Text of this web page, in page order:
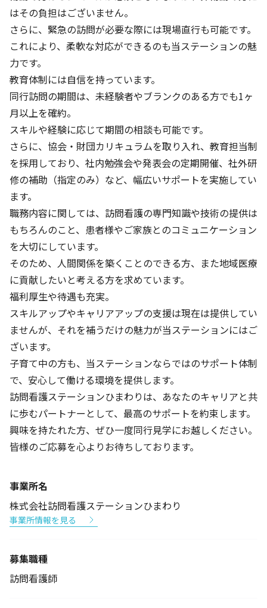
はその負担はございません。
さらに、緊急の訪問が必要な際には現場直行も可能です。
これにより、柔軟な対応ができるのも当ステーションの魅
力です。
教育体制には自信を持っています。
同行訪問の期間は、未経験者やブランクのある方でも1ヶ
月以上を確約。
スキルや経験に応じて期間の相談も可能です。
さらに、協会・財団カリキュラムを取り入れ、教育担当制
を採用しており、社内勉強会や発表会の定期開催、社外研
修の補助（指定のみ）など、幅広いサポートを実施してい
ます。
職務内容に関しては、訪問看護の専門知識や技術の提供は
もちろんのこと、患者様やご家族とのコミュニケーション
を大切にしています。
そのため、人間関係を築くことのできる方、また地域医療
に貢献したいと考える方を求めています。
福利厚生や待遇も充実。
スキルアップやキャリアアップの支援は現在は提供してい
ませんが、それを補うだけの魅力が当ステーションにはご
ざいます。
子育て中の方も、当ステーションならではのサポート体制
で、安心して働ける環境を提供します。
訪問看護ステーションひまわりは、あなたのキャリアと共
に歩むパートナーとして、最高のサポートを約束します。
興味を持たれた方、ぜひ一度同行見学にお越しください。
皆様のご応募を心よりお待ちしております。
事業所名
株式会社訪問看護ステーションひまわり
事業所情報を見る
募集職種
訪問看護師